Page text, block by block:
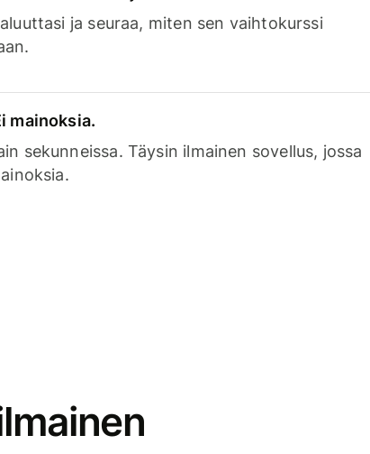
ja seuraa, miten sen vaihtokurssi
mainoksia.
sekunneissa. Täysin ilmainen sovellus, jossa